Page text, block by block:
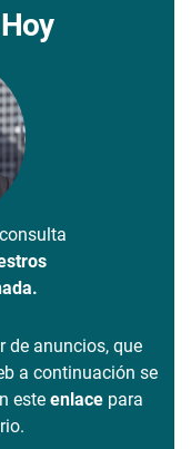
de anuncios, que
a continuación se
este enlacepara